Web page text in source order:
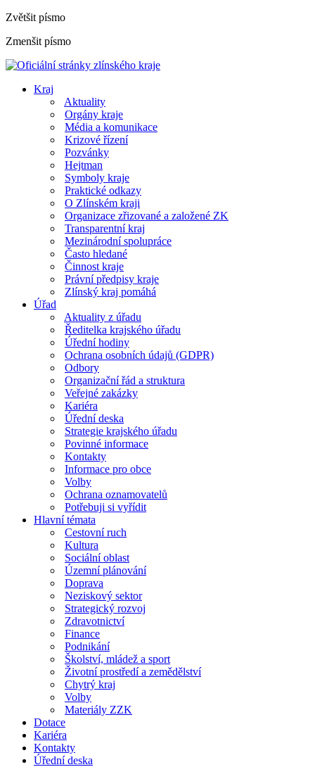
Zvětšit písmo
Zmenšit písmo
Kraj
Aktuality
Orgány kraje
Média a komunikace
Krizové řízení
Pozvánky
Hejtman
Symboly kraje
Praktické odkazy
O Zlínském kraji
Organizace zřizované a založené ZK
Transparentní kraj
Mezinárodní spolupráce
Často hledané
Činnost kraje
Právní předpisy kraje
Zlínský kraj pomáhá
Úřad
Aktuality z úřadu
Ředitelka krajského úřadu
Úřední hodiny
Ochrana osobních údajů (GDPR)
Odbory
Organizační řád a struktura
Veřejné zakázky
Kariéra
Úřední deska
Strategie krajského úřadu
Povinné informace
Kontakty
Informace pro obce
Volby
Ochrana oznamovatelů
Potřebuji si vyřídit
Hlavní témata
Cestovní ruch
Kultura
Sociální oblast
Územní plánování
Doprava
Neziskový sektor
Strategický rozvoj
Zdravotnictví
Finance
Podnikání
Školství, mládež a sport
Životní prostředí a zemědělství
Chytrý kraj
Volby
Materiály ZZK
Dotace
Kariéra
Kontakty
Úřední deska